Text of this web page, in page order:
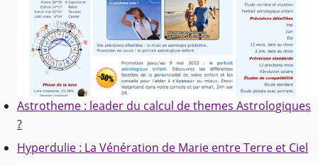
Astrotheme : leader du calcul de themes Astrologiques
?
Hyperdulie : La Vénération de Marie entre Terre et Ciel